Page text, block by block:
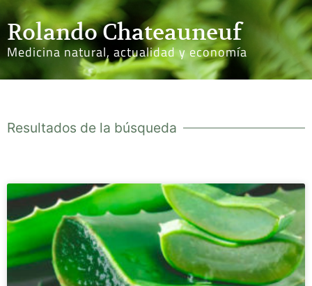
Rolando Chateauneuf
Medicina natural, actualidad y economía
Resultados de la búsqueda